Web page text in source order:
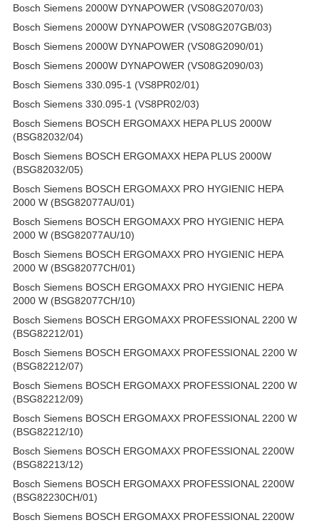
Bosch Siemens 2000W DYNAPOWER (VS08G2070/03)
Bosch Siemens 2000W DYNAPOWER (VS08G207GB/03)
Bosch Siemens 2000W DYNAPOWER (VS08G2090/01)
Bosch Siemens 2000W DYNAPOWER (VS08G2090/03)
Bosch Siemens 330.095-1 (VS8PR02/01)
Bosch Siemens 330.095-1 (VS8PR02/03)
Bosch Siemens BOSCH ERGOMAXX HEPA PLUS 2000W
(BSG82032/04)
Bosch Siemens BOSCH ERGOMAXX HEPA PLUS 2000W
(BSG82032/05)
Bosch Siemens BOSCH ERGOMAXX PRO HYGIENIC HEPA
2000 W (BSG82077AU/01)
Bosch Siemens BOSCH ERGOMAXX PRO HYGIENIC HEPA
2000 W (BSG82077AU/10)
Bosch Siemens BOSCH ERGOMAXX PRO HYGIENIC HEPA
2000 W (BSG82077CH/01)
Bosch Siemens BOSCH ERGOMAXX PRO HYGIENIC HEPA
2000 W (BSG82077CH/10)
Bosch Siemens BOSCH ERGOMAXX PROFESSIONAL 2200 W
(BSG82212/01)
Bosch Siemens BOSCH ERGOMAXX PROFESSIONAL 2200 W
(BSG82212/07)
Bosch Siemens BOSCH ERGOMAXX PROFESSIONAL 2200 W
(BSG82212/09)
Bosch Siemens BOSCH ERGOMAXX PROFESSIONAL 2200 W
(BSG82212/10)
Bosch Siemens BOSCH ERGOMAXX PROFESSIONAL 2200W
(BSG82213/12)
Bosch Siemens BOSCH ERGOMAXX PROFESSIONAL 2200W
(BSG82230CH/01)
Bosch Siemens BOSCH ERGOMAXX PROFESSIONAL 2200W